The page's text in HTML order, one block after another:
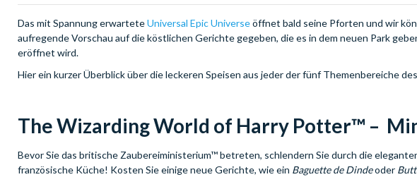
Das mit Spannung erwarteteUniversal Epic Universeöffnet bald seine Pforten und wir
aufregende Vorschau auf die köstlichen Gerichte gegeben, die es in dem neuen Park
eröffnet wird.
Hier ein kurzer Überblick über die leckeren Speisen aus jeder der fünf Themenbereiche
The Wizarding World of Harry Potter™ –
Bevor Sie das britische Zaubereiministerium™ betreten, schlendern Sie durch die
französische Küche! Kosten Sie einige neue Gerichte, wie ein Baguette de Dindeoder